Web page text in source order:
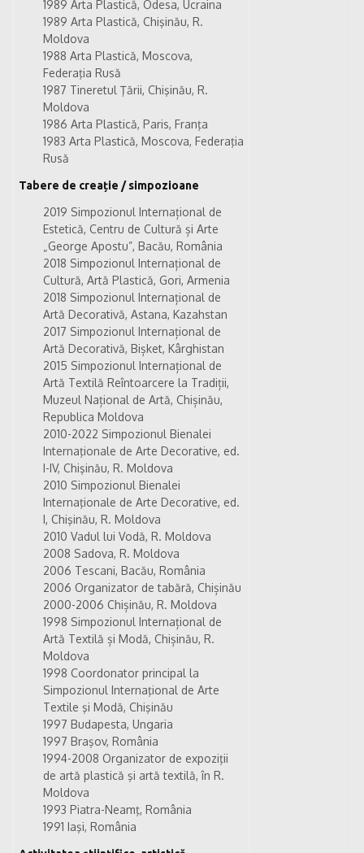
1989 Arta Plastică, Odesa, Ucraina
1989 Arta Plastică, Chişinău, R.
Moldova
1988 Arta Plastică, Moscova,
Federaţia Rusă
1987 Tineretul Ţării, Chişinău, R.
Moldova
1986 Arta Plastică, Paris, Franţa
1983 Arta Plastică, Moscova, Federaţia
Rusă
Tabere de creație / simpozioane
2019 Simpozionul Internațional de
Estetică, Centru de Cultură și Arte
„George Apostu”, Bacău, România
2018 Simpozionul Internațional de
Cultură, Artă Plastică, Gori, Armenia
2018 Simpozionul Internațional de
Artă Decorativă, Astana, Kazahstan
2017 Simpozionul Internațional de
Artă Decorativă, Bișket, Kârghistan
2015 Simpozionul Internațional de
Artă Textilă Reîntoarcere la Tradiții,
Muzeul Național de Artă, Chișinău,
Republica Moldova
2010-2022 Simpozionul Bienalei
Internaţionale de Arte Decorative, ed.
I-IV, Chişinău, R. Moldova
2010 Simpozionul Bienalei
Internaţionale de Arte Decorative, ed.
I, Chişinău, R. Moldova
2010 Vadul lui Vodă, R. Moldova
2008 Sadova, R. Moldova
2006 Tescani, Bacău, România
2006 Organizator de tabără, Chișinău
2000-2006 Chișinău, R. Moldova
1998 Simpozionul Internațional de
Artă Textilă și Modă, Chișinău, R.
Moldova
1998 Coordonator principal la
Simpozionul Internaţional de Arte
Textile şi Modă, Chişinău
1997 Budapesta, Ungaria
1997 Braşov, România
1994-2008 Organizator de expoziţii
de artă plastică şi artă textilă, în R.
Moldova
1993 Piatra-Neamţ, România
1991 Iaşi, România